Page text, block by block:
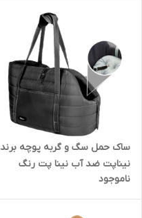
ساک حمل سگ و گربه پوچه برند
نیناپت ضد آب نینا پت رنگ
مشکی
ناموجود